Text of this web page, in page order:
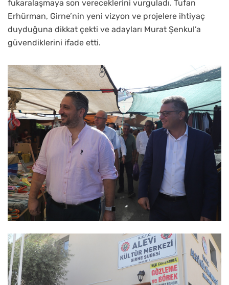
fukaralaşmaya son vereceklerini vurguladı. Tufan
Erhürman, Girne’nin yeni vizyon ve projelere ihtiyaç
duyduğuna dikkat çekti ve adayları Murat Şenkul’a
güvendiklerini ifade etti.